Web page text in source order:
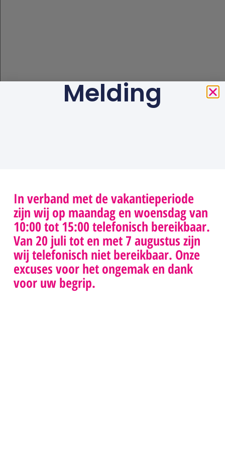
Apothekers
Melding
In verband met de vakantieperiode
zijn wij op maandag en woensdag van
10:00 tot 15:00 telefonisch bereikbaar.
Van 20 juli tot en met 7 augustus zijn
wij telefonisch niet bereikbaar. Onze
excuses voor het ongemak en dank
voor uw begrip.